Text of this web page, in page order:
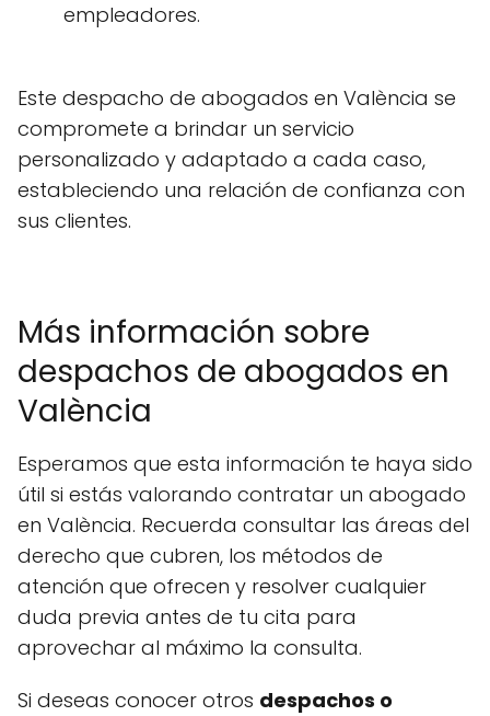
empleadores.
Este despacho de abogados en València se
compromete a brindar un servicio
personalizado y adaptado a cada caso,
estableciendo una relación de confianza con
sus clientes.
Más información sobre
despachos de abogados en
València
Esperamos que esta información te haya sido
útil si estás valorando contratar un abogado
en València. Recuerda consultar las áreas del
derecho que cubren, los métodos de
atención que ofrecen y resolver cualquier
duda previa antes de tu cita para
aprovechar al máximo la consulta.
Si deseas conocer otros despachos o